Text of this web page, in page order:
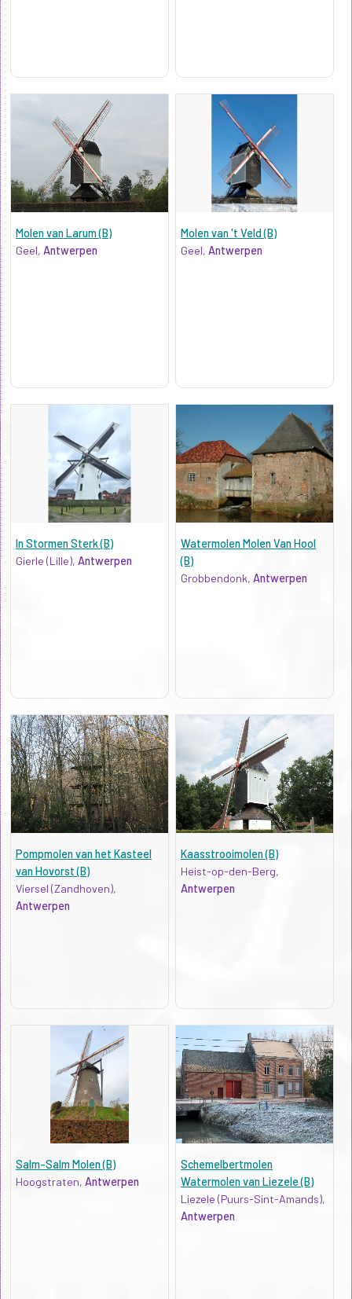
Molen van Larum (B)
Geel, Antwerpen
Molen van 't Veld (B)
Geel,Antwerpen
In Stormen Sterk (B)
Gierle (Lille), Antwerpen
Watermolen Molen Van Hool
(B)
Grobbendonk,Antwerpen
Pompmolen van het Kasteel
van Hovorst (B)
Viersel (Zandhoven),
Antwerpen
Kaasstrooimolen (B)
Heist-op-den-Berg,
Antwerpen
Salm-Salm Molen (B)
Hoogstraten, Antwerpen
Schemelbertmolen
Watermolen van Liezele (B)
Liezele (Puurs-Sint-Amands),
Antwerpen